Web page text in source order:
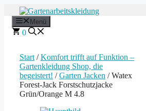
Inhalt
springen
Menü
0
Start /Komfort trifft auf Funktion –
Gartenkleidung Shop, die
begeistert! /Garten Jacken / Watex
Forest-Jack Forstschutzjacke
Grün/Orange M 4.8